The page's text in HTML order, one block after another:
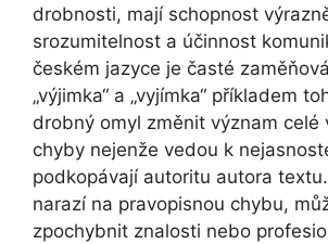
drobnosti, mají schopnost
srozumitelnost a účinnost
českém jazyce je časté
„výjimka“ a „vyjímka“ příkladem
drobný omyl změnit význam celé
chyby nejenže vedou k
podkopávají autoritu autora
narazí na pravopisnou chybu,
zpochybnit znalosti nebo